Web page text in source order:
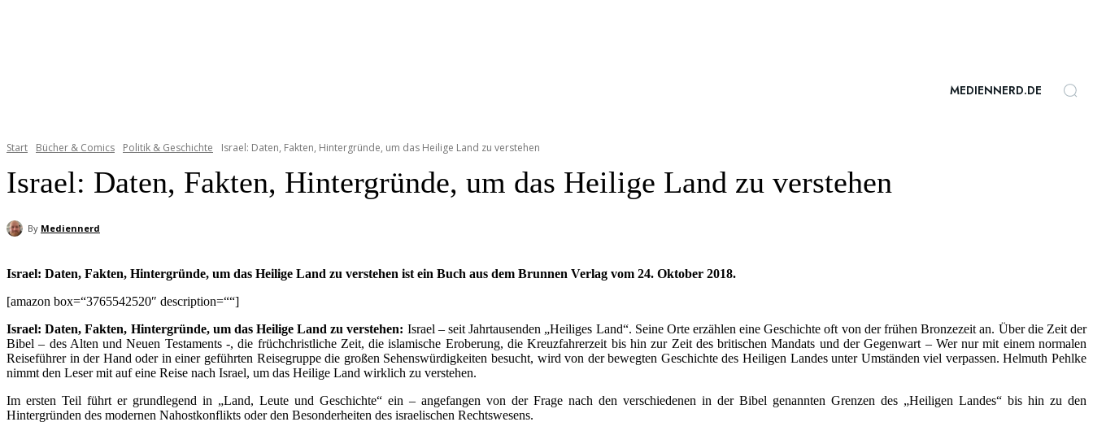
MEDIENNERD.DE
Start Bücher & Comics Politik & Geschichte Israel: Daten, Fakten, Hintergründe, um das Heilige Land zu verstehen
Israel: Daten, Fakten, Hintergründe, um das Heilige Land zu verstehen
By Mediennerd
Israel: Daten, Fakten, Hintergründe, um das Heilige Land zu verstehen ist ein Buch aus dem Brunnen Verlag vom 24. Oktober 2018.
[amazon box=“3765542520″ description=““]
Israel: Daten, Fakten, Hintergründe, um das Heilige Land zu verstehen: Israel – seit Jahrtausenden „Heiliges Land“. Seine Orte erzählen eine Geschichte oft von der frühen Bronzezeit an. Über die Zeit der
Bibel – des Alten und Neuen Testaments -, die früchchristliche Zeit, die islamische Eroberung, die Kreuzfahrerzeit bis hin zur Zeit des britischen Mandats und der Gegenwart – Wer nur mit einem normalen
Reiseführer in der Hand oder in einer geführten Reisegruppe die großen Sehenswürdigkeiten besucht, wird von der bewegten Geschichte des Heiligen Landes unter Umständen viel verpassen. Helmuth Pehlke
nimmt den Leser mit auf eine Reise nach Israel, um das Heilige Land wirklich zu verstehen.
Im ersten Teil führt er grundlegend in „Land, Leute und Geschichte“ ein – angefangen von der Frage nach den verschiedenen in der Bibel genannten Grenzen des „Heiligen Landes“ bis hin zu den
Hintergründen des modernen Nahostkonflikts oder den Besonderheiten des israelischen Rechtswesens.